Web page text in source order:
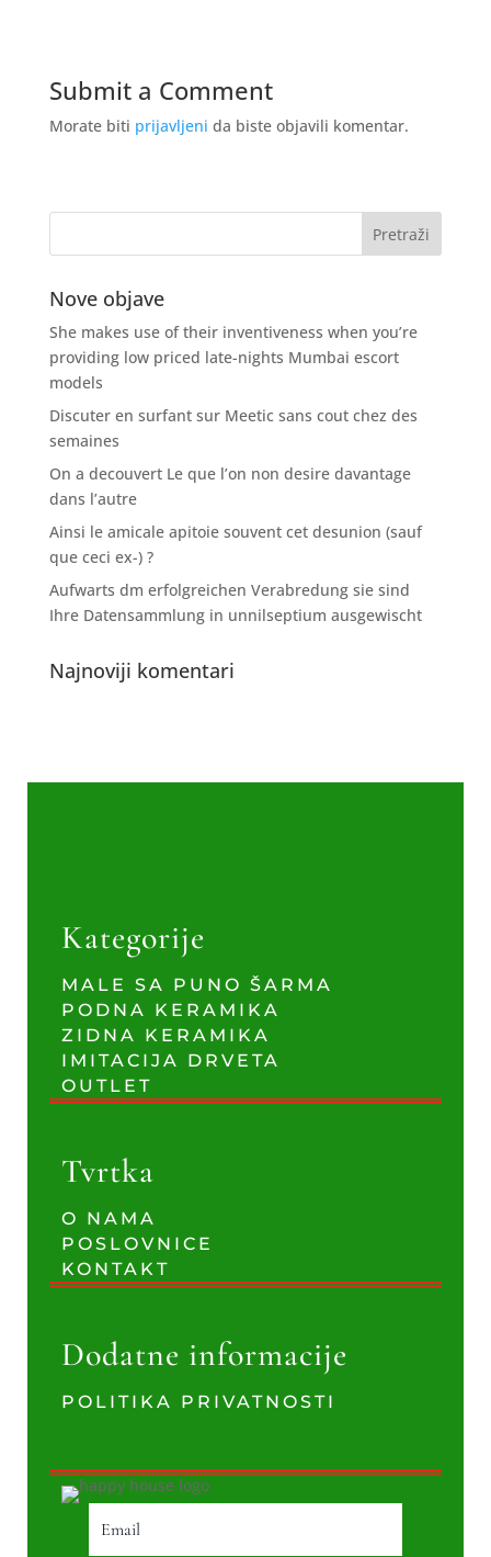
Submit a Comment
Morate biti prijavljeni da biste objavili komentar.
Nove objave
She makes use of their inventiveness when you’re
providing low priced late-nights Mumbai escort
models
Discuter en surfant sur Meetic sans cout chez des
semaines
On a decouvert Le que l’on non desire davantage
dans l’autre
Ainsi le amicale apitoie souvent cet desunion (sauf
que ceci ex-) ?
Aufwarts dm erfolgreichen Verabredung sie sind
Ihre Datensammlung in unnilseptium ausgewischt
Najnoviji komentari
Kategorije
MALE SA PUNO ŠARMA
PODNA KERAMIKA
ZIDNA KERAMIKA
IMITACIJA DRVETA
OUTLET
Tvrtka
O NAMA
POSLOVNICE
KONTAKT
Dodatne informacije
POLITIKA PRIVATNOSTI